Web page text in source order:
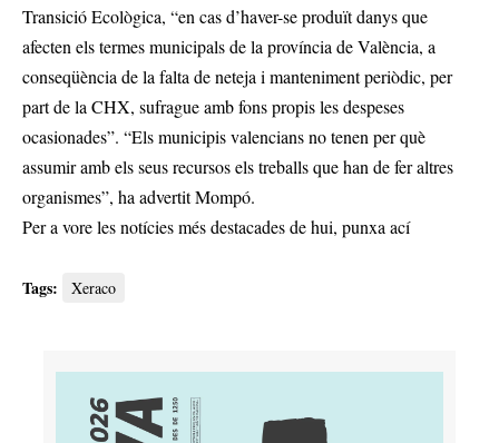
Transició Ecològica, “en cas d’haver-se produït danys que
afecten els termes municipals de la província de València, a
conseqüència de la falta de neteja i manteniment periòdic, per
part de la CHX, sufrague amb fons propis les despeses
ocasionades”. “Els municipis valencians no tenen per què
assumir amb els seus recursos els treballs que han de fer altres
organismes”, ha advertit Mompó.
Per a vore les notícies més destacades de hui, punxa ací
Tags: Xeraco